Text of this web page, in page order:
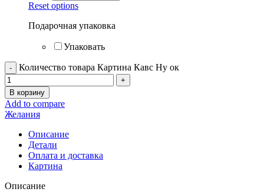
Reset options
Подарочная упаковка
Упаковать
Количество товара Картина Кавс Ну ок
В корзину
Add to compare
Желания
Описание
Детали
Оплата и доставка
Картина
Описание